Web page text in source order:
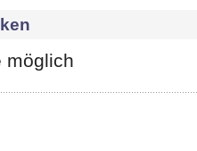
möglich